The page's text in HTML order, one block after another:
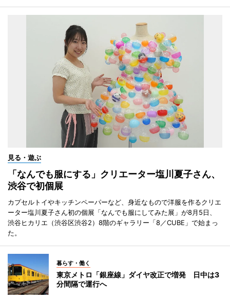
見る・遊ぶ
「なんでも服にする」クリエーター塩川夏子さん、
渋谷で初個展
カプセルトイやキッチンペーパーなど、身近なもので洋服を作るクリエ
ーター塩川夏子さん初の個展「なんでも服にしてみた展」が8月5日、
渋谷ヒカリエ（渋谷区渋谷2）8階のギャラリー「8／CUBE」で始まっ
た。
暮らす・働く
東京メトロ「銀座線」ダイヤ改正で増発 日中は3
分間隔で運行へ